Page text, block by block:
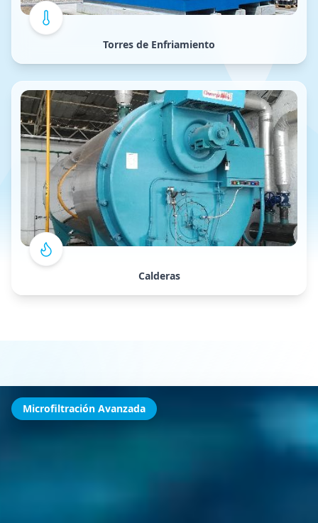
Torres de Enfriamiento
Calderas
Microfiltración Avanzada